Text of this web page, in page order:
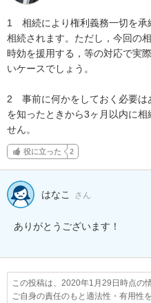
1　相続により権利義務一切を
相続されます。ただし，今回の
時効を援用する，等の対応で実
いケースでしょう。
2　事前に何かをしておく必要
を知ったときから3ヶ月以内に
せん。
役に立った 2
はなこ さん
ありがとうございます！
この投稿は、2020年1月29日時点の
ご自身の責任のもと適法性・有用性